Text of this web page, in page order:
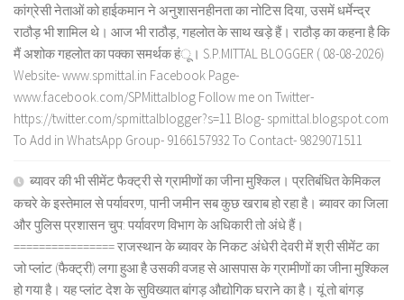
कांग्रेसी नेताओं को हाईकमान ने अनुशासनहीनता का नोटिस दिया, उसमें धर्मेन्द्र
राठौड़ भी शामिल थे। आज भी राठौड़, गहलोत के साथ खड़े हैं। राठौड़ का कहना है कि
मैं अशोक गहलोत का पक्का समर्थक हंू। S.P.MITTAL BLOGGER ( 08-08-2026)
Website- www.spmittal.in Facebook Page-
www.facebook.com/SPMittalblog Follow me on Twitter-
https://twitter.com/spmittalblogger?s=11 Blog- spmittal.blogspot.com
To Add in WhatsApp Group- 9166157932 To Contact- 9829071511
ब्यावर की भी सीमेंट फैक्ट्री से ग्रामीणों का जीना मुश्किल। प्रतिबंधित केमिकल
कचरे के इस्तेमाल से पर्यावरण, पानी जमीन सब कुछ खराब हो रहा है। ब्यावर का जिला
और पुलिस प्रशासन चुप: पर्यावरण विभाग के अधिकारी तो अंधे हैं।
================ राजस्थान के ब्यावर के निकट अंधेरी देवरी में श्री सीमेंट का
जो प्लांट (फैक्ट्री) लगा हुआ है उसकी वजह से आसपास के ग्रामीणों का जीना मुश्किल
हो गया है। यह प्लांट देश के सुविख्यात बांगड़ औद्योगिक घराने का है। यूं तो बांगड़